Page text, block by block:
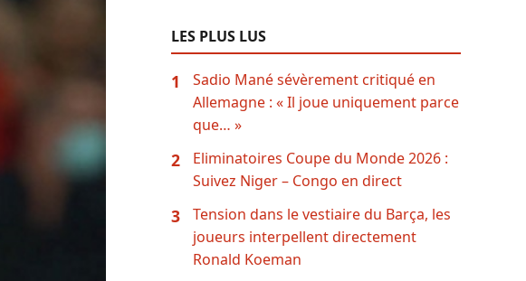
LES PLUS LUS
1
Sadio Mané sévèrement critiqué en
Allemagne : « Il joue uniquement parce
que… »
2
Eliminatoires Coupe du Monde 2026 :
Suivez Niger – Congo en direct
3
Tension dans le vestiaire du Barça, les
joueurs interpellent directement
Ronald Koeman